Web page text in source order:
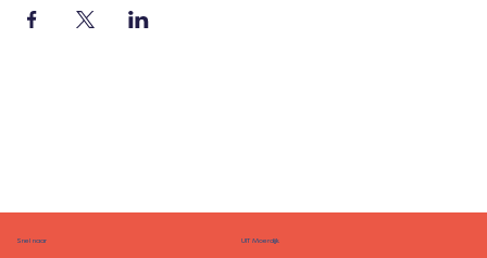
Snel naar UIT Moerdijk